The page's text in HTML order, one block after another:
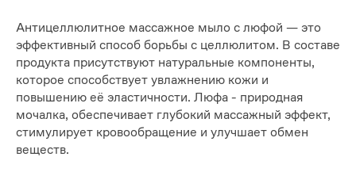
Антицеллюлитное массажное мыло с люфой — это
эффективный способ борьбы с целлюлитом. В составе
продукта присутствуют натуральные компоненты,
которое способствует увлажнению кожи и
повышению её эластичности. Люфа - природная
мочалка, обеспечивает глубокий массажный эффект,
стимулирует кровообращение и улучшает обмен
веществ.